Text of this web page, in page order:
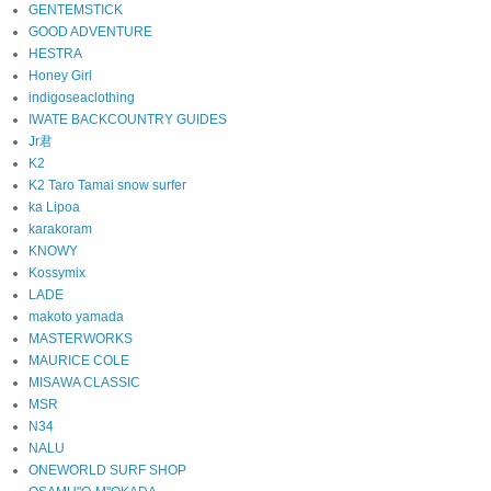
GENTEMSTICK
GOOD ADVENTURE
HESTRA
Honey Girl
indigoseaclothing
IWATE BACKCOUNTRY GUIDES
Jr君
K2
K2 Taro Tamai snow surfer
ka Lipoa
karakoram
KNOWY
Kossymix
LADE
makoto yamada
MASTERWORKS
MAURICE COLE
MISAWA CLASSIC
MSR
N34
NALU
ONEWORLD SURF SHOP